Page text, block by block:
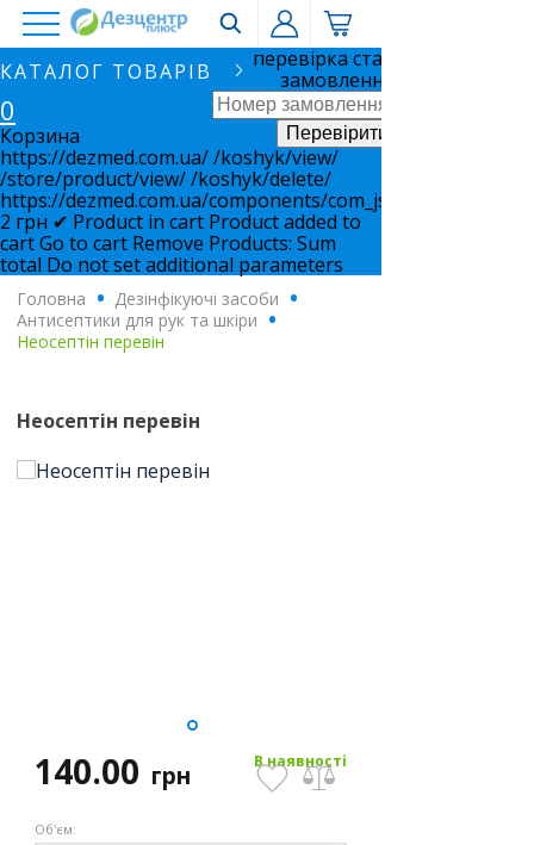
КАТАЛОГ ТОВАРІВ
перевірка статусу
замовлення
0
Корзина
https://dezmed.com.ua//koshyk/view/
/store/product/view//koshyk/delete/
https://dezmed.com.ua/components/com_jshopping/files/
2 грн ✔ Product in cart Product added to
cartGo to cart Remove Products: Sum
total Do not set additional parameters
Головна . Дезінфікуючі засоби
.
Антисептики для рук та шкіри
.
Неосептін перевін
Неосептін перевін
В наявності
140.00 грн
Об'єм: